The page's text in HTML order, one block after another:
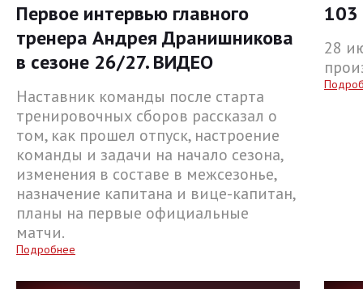
Первое интервью главного
тренера Андрея Дранишникова
в сезоне 26/27. ВИДЕО
Наставник команды после старта
тренировочных сборов рассказал о
том, как прошел отпуск, настроение
команды и задачи на начало сезона,
изменения в составе в межсезонье,
назначение капитана и вице-капитан,
планы на первые официальные
матчи.
Подробнее
103
28